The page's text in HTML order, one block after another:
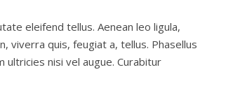
eleifend tellus. Aenean leo ligula,
viverra quis, feugiat a, tellus. Phasellus
nisi vel augue. Curabitur